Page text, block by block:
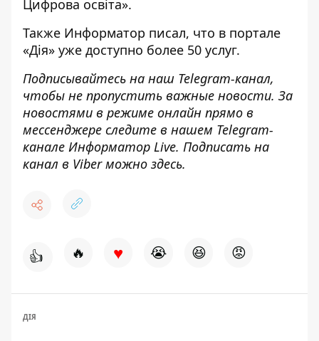
Цифрова освіта».
Также Информатор писал, что в портале
«Дія» уже доступно более 50 услуг.
Подписывайтесь на наш Telegram-канал,
чтобы не пропустить важные новости. За
новостями в режиме онлайн прямо в
мессенджере следите в нашем Telegram-
канале Информатор Live. Подписать на
канал в Viber можно здесь.
👍 🔥 ♥ 😭 😆 😡
ДІЯ